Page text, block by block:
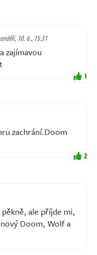
10. 6., 15:31
zajímavou
1
zachrání.Doom
2
ale příjde mi,
Doom, Wolf a